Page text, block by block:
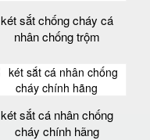
két sắt chống cháy cá
nhân chống trộm
két sắt cá nhân chống
cháy chính hãng